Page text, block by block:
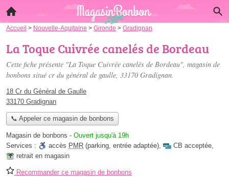
Accueil > Nouvelle-Aquitaine > Gironde > Gradignan
La Toque Cuivrée canelés de Bordeau
Cette fiche présente "La Toque Cuivrée canelés de Bordeau", magasin de
bonbons situé cr du général de gaulle, 33170 Gradignan.
18 Cr du Général de Gaulle
33170 Gradignan
📞 Appeler ce magasin de bonbons
Magasin de bonbons - Ouvert jusqu'à 19h
Services :
accès PMR (parking, entrée adaptée), CB acceptée,
retrait en magasin
Recommander ce magasin de bonbons